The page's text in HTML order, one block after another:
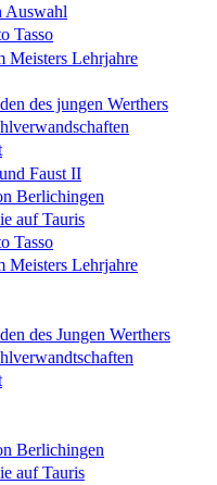
Auswahl
Tasso
Meisters Lehrjahre
des jungen Werthers
Faust II
Berlichingen
auf Tauris
Tasso
Meisters Lehrjahre
des Jungen Werthers
Berlichingen
auf Tauris